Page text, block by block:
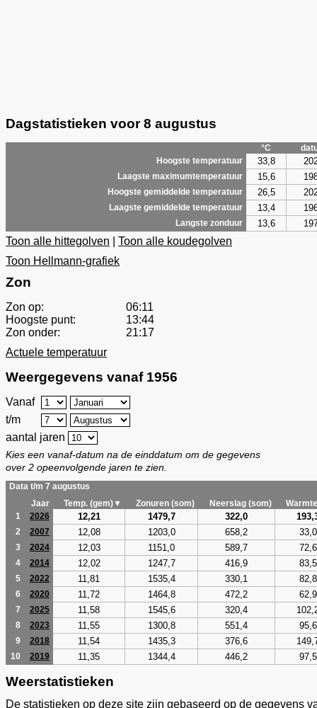
Dagstatistieken voor 8 augustus
°C
Hoogste temperatuur
33,8
Laagste maximumtemperatuur 15,6
Hoogste gemiddelde temperatuur 26,5
Laagste gemiddelde temperatuur 13,4
Langste zonduur 13,6
Toon alle hittegolven
Toon alle koudegolven
Toon Hellmann-grafiek
Zon
Zon op:
06:11
Hoogste punt:
13:44
Zon onder:
21:17
Actuele temperatuur
Weergegevens vanaf 1956
Vanaf
t/m
aantal jaren
Kies een vanaf-datum na de einddatum om de gegevens
over 2 opeenvolgende jaren te zien.
Data t/m 7 augustus
Jaar
Temp. (gem)▼ Zonuren (som) Neerslag (som)
1
2026 12,21 1479,7 322,0
2 2007 12,08 1203,0 658,2 33,0
3 2024 12,03 1151,0 589,7 72,6
4 2014 12,02 1247,7 416,9 83,5
5 2022 11,81 1535,4 330,1 82,8
6 2020 11,72 1464,8 472,2 62,9
7 2025 11,58 1545,6 320,4
8 2023 11,55 1300,8 551,4 95,6
9 2018 11,54 1435,3 376,6
10 2019 11,35 1344,4 446,2 97,5
Weerstatistieken
De statistieken op deze site zijn gebaseerd op de gegevens